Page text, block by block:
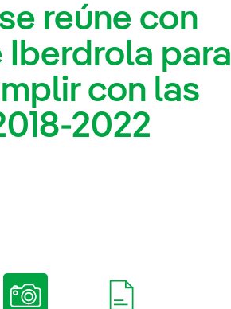
reúne con
para
con las
2022